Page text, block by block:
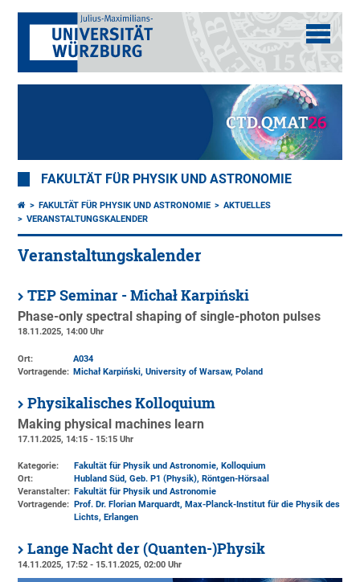
FAKULTÄT FÜR PHYSIK UND ASTRONOMIE
FAKULTÄT FÜR PHYSIK UND ASTRONOMIE
AKTUELLES
VERANSTALTUNGSKALENDER
Veranstaltungskalender
TEP Seminar - Michał Karpiński
Phase-only spectral shaping of single-photon pulses
18.11.2025, 14:00 Uhr
Ort:
A034
Vortragende: Michał Karpiński, University of Warsaw, Poland
Physikalisches Kolloquium
Making physical machines learn
17.11.2025, 14:15 - 15:15 Uhr
Kategorie:
Fakultät für Physik und Astronomie, Kolloquium
Ort:
Hubland Süd, Geb. P1 (Physik), Röntgen-Hörsaal
Veranstalter: Fakultät für Physik und Astronomie
Vortragende:
Prof. Dr. Florian Marquardt, Max-Planck-Institut für die Physik des
Lichts, Erlangen
Lange Nacht der (Quanten-)Physik
14.11.2025, 17:52 - 15.11.2025, 02:00 Uhr